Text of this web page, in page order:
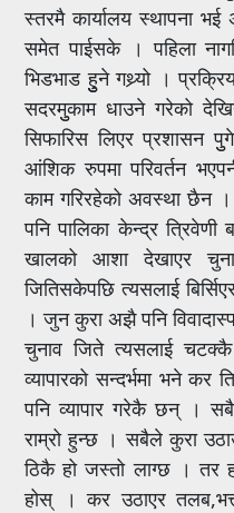
स्तरमै कार्यालय स्थापना
समेत पाईसके । पहिला
भिडभाड हुुुने गथ्र्यो ।
सदरमुुकाम धाउने गरेको
सिफारिस लिएर प्रशासन
आंशिक रुपमा परिवर्तन
काम गरिरहेको अवस्था छैन ।
पनि पालिका केन्द्र
खालको आशा देखाएर
जितिसकेपछि त्यसलाई
। जुन कुरा अझै पनि
चुनाव जिते त्यसलाई
व्यापारको सन्दर्भमा भने कर
पनि व्यापार गरेकै छन् ।
राम्रो हुन्छ । सबैले कुरा
ठिकै हो जस्तो लाग्छ । तर
होस् । कर उठाएर